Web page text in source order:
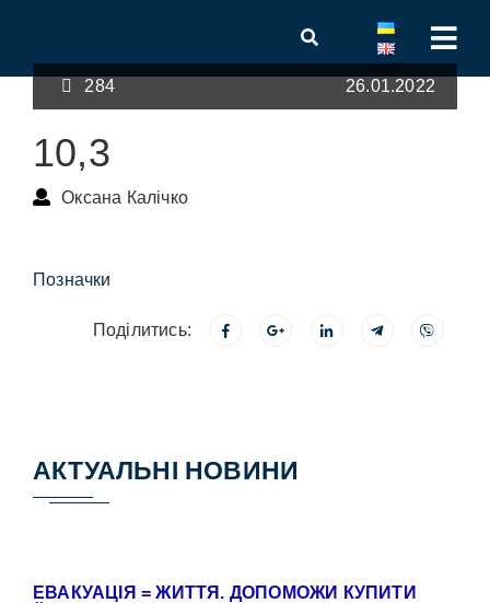
284 26.01.2022
10,3
Оксана Калічко
Позначки
Поділитись:
АКТУАЛЬНІ НОВИНИ
ЕВАКУАЦІЯ = ЖИТТЯ. ДОПОМОЖИ КУПИТИ